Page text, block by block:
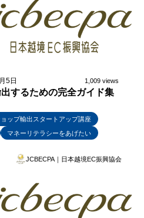
5日 1,009 views
するための完全ガイド集
ップ輸出スタートアップ講座
マネーリテラシーをあげたい
JCBECPA｜日本越境EC振興協会